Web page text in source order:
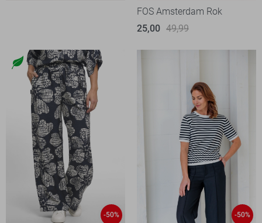
FOS Amsterdam Rok
25,00 49,99
-50% -50%